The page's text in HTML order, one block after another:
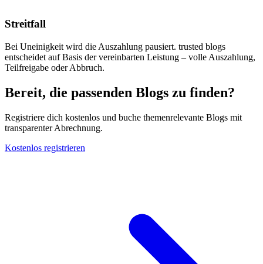
Streitfall
Bei Uneinigkeit wird die Auszahlung pausiert. trusted blogs
entscheidet auf Basis der vereinbarten Leistung – volle Auszahlung,
Teilfreigabe oder Abbruch.
Bereit, die passenden Blogs zu finden?
Registriere dich kostenlos und buche themenrelevante Blogs mit
transparenter Abrechnung.
Kostenlos registrieren